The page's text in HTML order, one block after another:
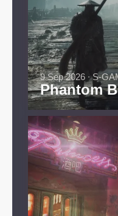
Phantom
9 Sep 2026 ∙ S-